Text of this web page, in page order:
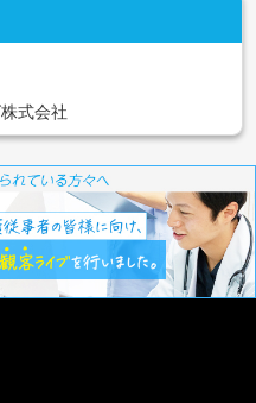
式会社